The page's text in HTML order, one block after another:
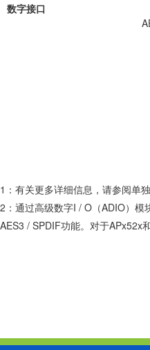
数字接口
1：有关更多详细信息，请参阅单独
2：通过高级数字I / O（ADIO）模
AES3 / SPDIF功能。对于APx52x